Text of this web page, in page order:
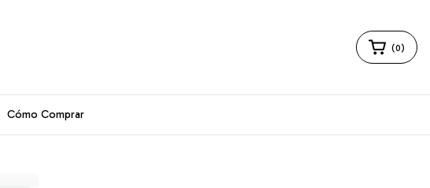
(0)
Cómo Comprar